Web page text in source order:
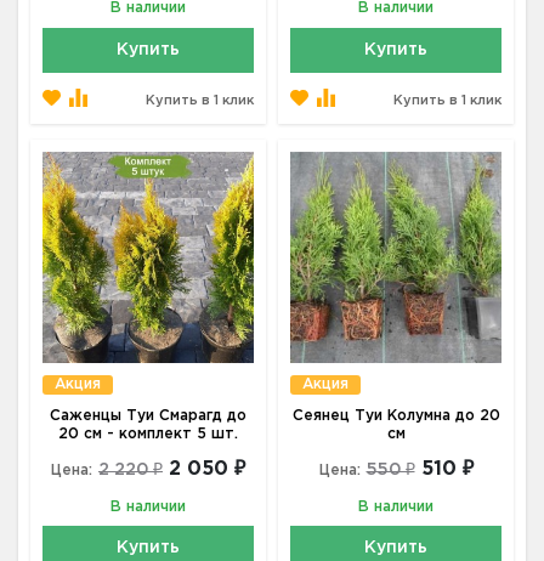
В наличии
Купить
Купить в 1 клик
В наличии
Купить
Купить в 1 клик
Акция
Саженцы Туи Смарагд до
20 см - комплект 5 шт.
Цена: 2 220 ₽ 2 050 ₽
В наличии
Купить
Акция
Сеянец Туи Колумна до 20
см
Цена: 550 ₽ 510 ₽
В наличии
Купить